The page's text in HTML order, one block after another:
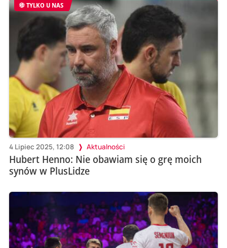
TYLKO U NAS
4 Lipiec 2025, 12:08 Aktualności
Hubert Henno: Nie obawiam się o grę moich
synów w PlusLidze